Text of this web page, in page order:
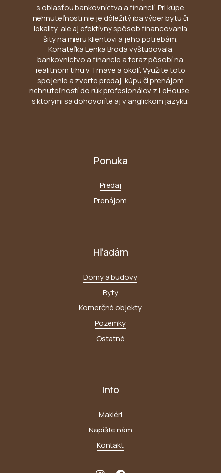
s oblasťou bankovníctva a financií. Pri kúpe
nehnuteľnosti nie je dôležitý iba výber bytu či
lokality, ale aj efektívny spôsob financovania
šitý na mieru klientovi a jeho potrebám.
Konateľka Lenka Broda vyštudovala
bankovníctvo a financie a teraz pôsobí na
realitnom trhu v Trnave a okolí. Využite toto
spojenie a zverte predaj, kúpu či prenájom
nehnuteľností do rúk profesionálov z LeHouse,
s ktorými sa dohovoríte aj v anglickom jazyku.
Ponuka
Predaj
Prenájom
Hľadám
Domy a budovy
Byty
Komerčné objekty
Pozemky
Ostatné
Info
Makléri
Napíšte nám
Kontakt